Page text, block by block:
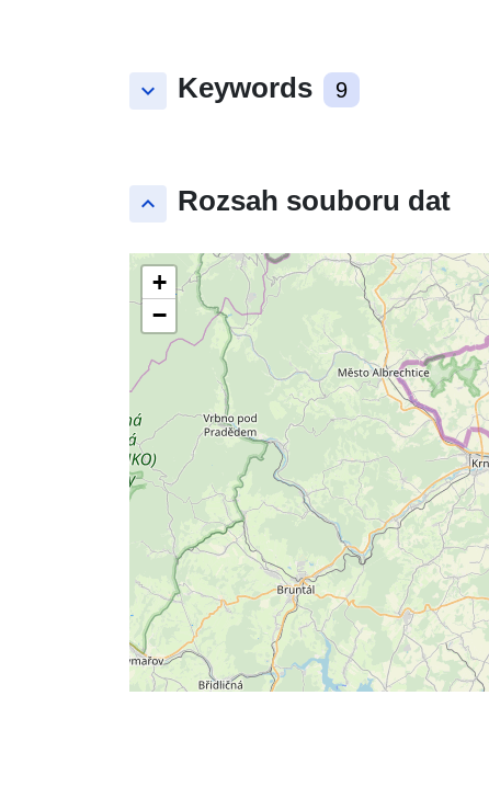
keyboard_arrow_down Keywords 9
keyboard_arrow_up Rozsah souboru dat
+
−